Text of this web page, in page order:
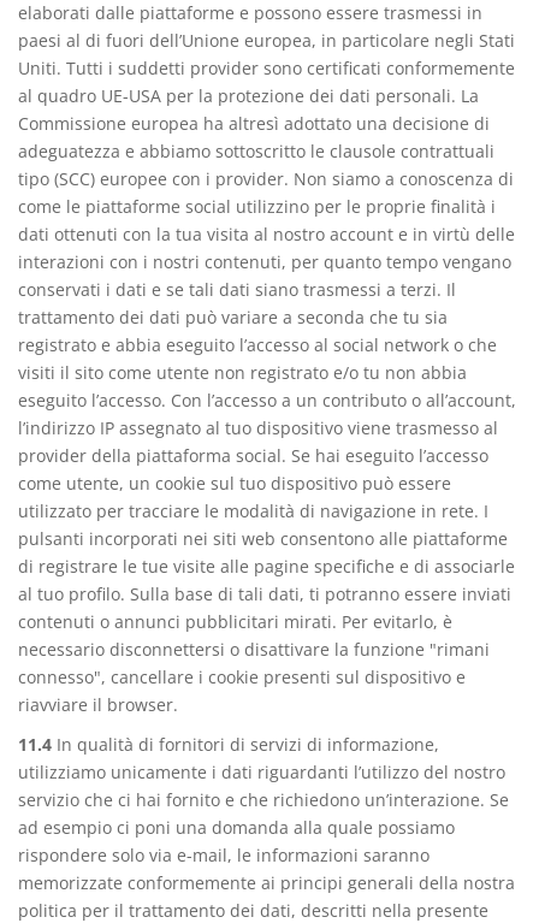
elaborati dalle piattaforme e possono essere trasmessi in
paesi al di fuori dell’Unione europea, in particolare negli Stati
Uniti. Tutti i suddetti provider sono certificati conformemente
al quadro UE-USA per la protezione dei dati personali. La
Commissione europea ha altresì adottato una decisione di
adeguatezza e abbiamo sottoscritto le clausole contrattuali
tipo (SCC) europee con i provider. Non siamo a conoscenza di
come le piattaforme social utilizzino per le proprie finalità i
dati ottenuti con la tua visita al nostro account e in virtù delle
interazioni con i nostri contenuti, per quanto tempo vengano
conservati i dati e se tali dati siano trasmessi a terzi. Il
trattamento dei dati può variare a seconda che tu sia
registrato e abbia eseguito l’accesso al social network o che
visiti il sito come utente non registrato e/o tu non abbia
eseguito l’accesso. Con l’accesso a un contributo o all’account,
l’indirizzo IP assegnato al tuo dispositivo viene trasmesso al
provider della piattaforma social. Se hai eseguito l’accesso
come utente, un cookie sul tuo dispositivo può essere
utilizzato per tracciare le modalità di navigazione in rete. I
pulsanti incorporati nei siti web consentono alle piattaforme
di registrare le tue visite alle pagine specifiche e di associarle
al tuo profilo. Sulla base di tali dati, ti potranno essere inviati
contenuti o annunci pubblicitari mirati. Per evitarlo, è
necessario disconnettersi o disattivare la funzione "rimani
connesso", cancellare i cookie presenti sul dispositivo e
riavviare il browser.
11.4 In qualità di fornitori di servizi di informazione,
utilizziamo unicamente i dati riguardanti l’utilizzo del nostro
servizio che ci hai fornito e che richiedono un’interazione. Se
ad esempio ci poni una domanda alla quale possiamo
rispondere solo via e-mail, le informazioni saranno
memorizzate conformemente ai principi generali della nostra
politica per il trattamento dei dati, descritti nella presente